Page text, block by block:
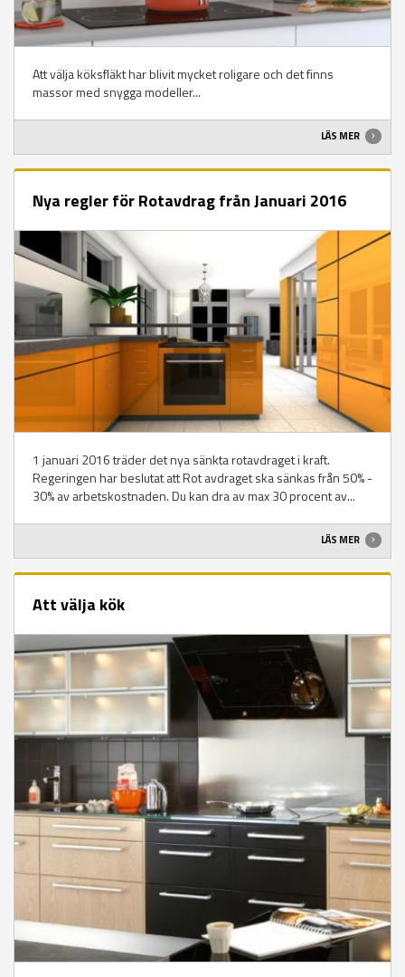
Att välja köksfläkt har blivit mycket roligare och det finns
massor med snygga modeller...
LÄS MER
Nya regler för Rotavdrag från Januari 2016
1 januari 2016 träder det nya sänkta rotavdraget i kraft.
Regeringen har beslutat att Rot avdraget ska sänkas från 50% -
30% av arbetskostnaden. Du kan dra av max 30 procent av...
LÄS MER
Att välja kök